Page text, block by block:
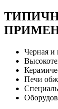
Черная и
Печи